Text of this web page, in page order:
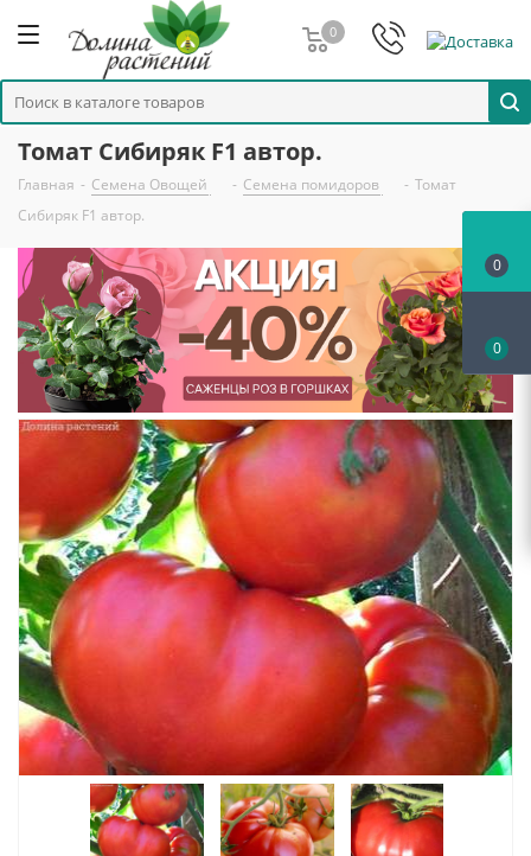
0
Томат Сибиряк F1 автор.
Главная - Семена Овощей - Семена помидоров - Томат
Сибиряк F1 автор.
0
0